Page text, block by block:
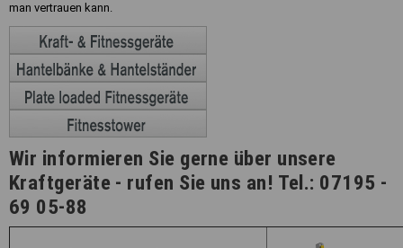
man vertrauen kann.
Wir informieren Sie gerne über unsere
Kraftgeräte - rufen Sie uns an! Tel.: 07195 -
69 05-88